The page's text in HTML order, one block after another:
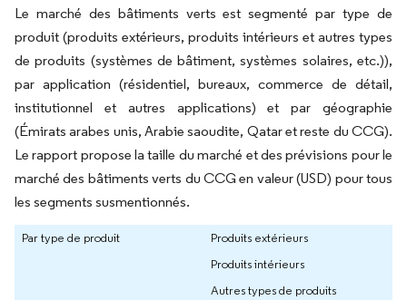
Le marché des bâtiments verts est segmenté par type de
produit (produits extérieurs, produits intérieurs et autres types
de produits (systèmes de bâtiment, systèmes solaires, etc.)),
par application (résidentiel, bureaux, commerce de détail,
institutionnel et autres applications) et par géographie
(Émirats arabes unis, Arabie saoudite, Qatar et reste du CCG).
Le rapport propose la taille du marché et des prévisions pour le
marché des bâtiments verts du CCG en valeur (USD) pour tous
les segments susmentionnés.
Par type de produit
Produits extérieurs
Produits intérieurs
Autres types de produits